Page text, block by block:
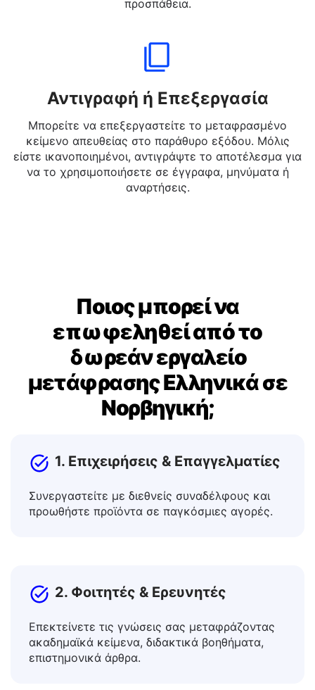
βοηθώντας σας να μεταφράσετε Ελληνικά σε
προσπάθεια.
Αντιγραφή ή Επεξεργασία
Μπορείτε να επεξεργαστείτε το μεταφρασμένο
κείμενο απευθείας στο παράθυρο εξόδου. Μόλις
είστε ικανοποιημένοι, αντιγράψτε το αποτέλεσμα για
Ποιος μπορεί να
επωφεληθεί από το
δωρεάν εργαλείο
μετάφρασης Ελληνικά σε
1. Επιχειρήσεις & Επαγγελματίες
2. Φοιτητές & Ερευνητές
Επεκτείνετε τις γνώσεις σας μεταφράζοντας